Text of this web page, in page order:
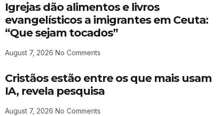
Igrejas dão alimentos e livros
evangelísticos a imigrantes em Ceuta:
“Que sejam tocados”
August 7, 2026 No Comments
Cristãos estão entre os que mais usam
IA, revela pesquisa
August 7, 2026 No Comments